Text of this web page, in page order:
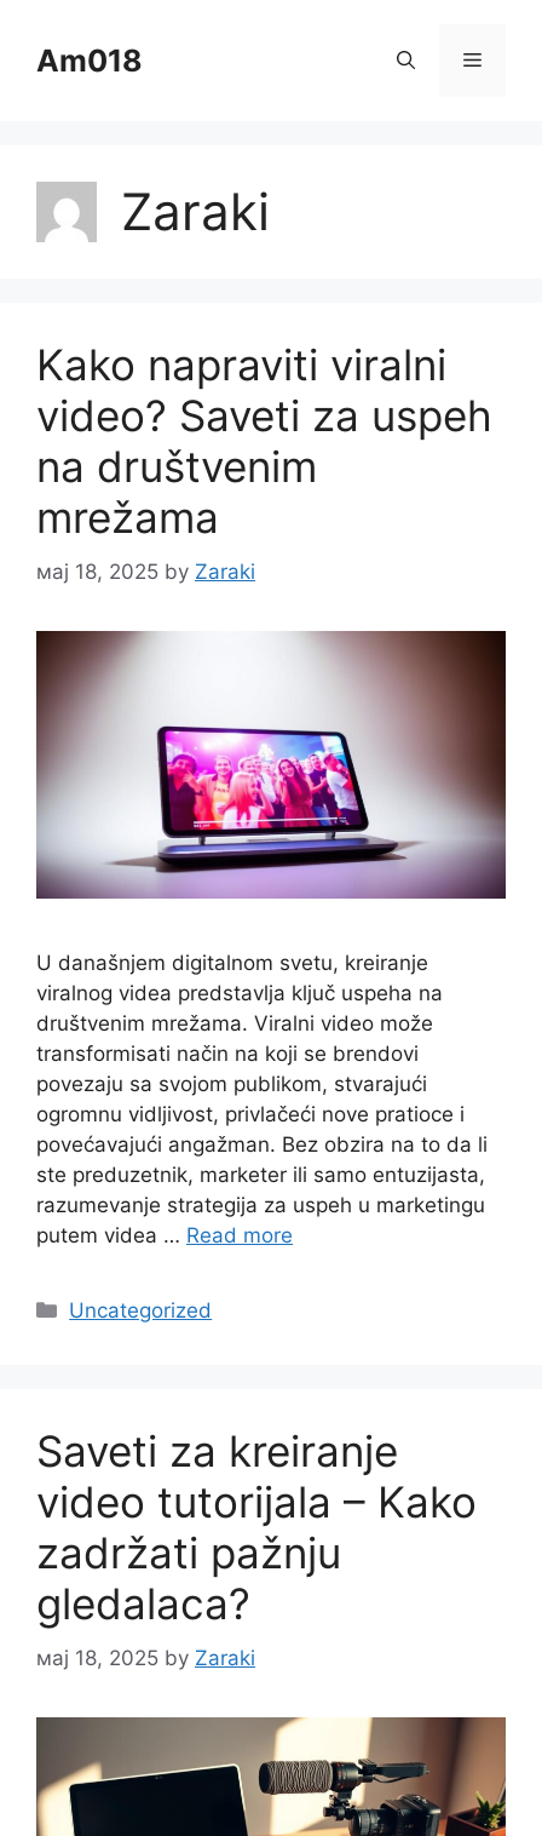
contentAm018 Menu
Zaraki
Kako napraviti viralni
video? Saveti za uspeh
na društvenim
mrežama
мај 18, 2025 by Zaraki
U današnjem digitalnom svetu, kreiranje
viralnog videa predstavlja ključ uspeha na
društvenim mrežama. Viralni video može
transformisati način na koji se brendovi
povezaju sa svojom publikom, stvarajući
ogromnu vidljivost, privlačeći nove pratioce i
povećavajući angažman. Bez obzira na to da li
ste preduzetnik, marketer ili samo entuzijasta,
razumevanje strategija za uspeh u marketingu
putem videa … Read more
Categories
Uncategorized
Saveti za kreiranje
video tutorijala – Kako
zadržati pažnju
gledalaca?
мај 18, 2025 by Zaraki